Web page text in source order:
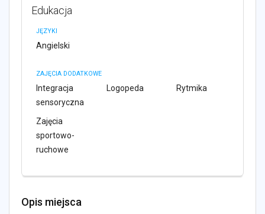
Edukacja
JĘZYKI
Angielski
ZAJĘCIA DODATKOWE
Integracja
sensoryczna
Logopeda Rytmika
Zajęcia
sportowo-
ruchowe
Opis miejsca